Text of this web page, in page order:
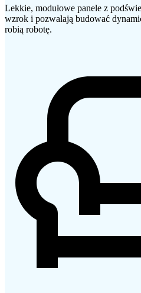
Lekkie, modułowe panele z
wzrok i pozwalają budować
robią robotę.